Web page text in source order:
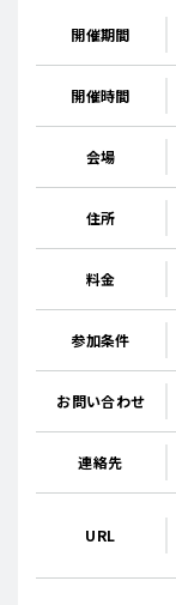
開催期間
開催時間
会場
住所
料金
参加条件
お問い合わせ
連絡先
URL